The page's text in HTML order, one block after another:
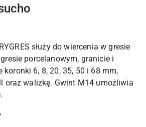
służy do wiercenia w gresie
porcelanowym, granicie i
koronki 6, 8, 20, 35, 50 i 68 mm,
oraz walizkę. Gwint M14 umożliwia